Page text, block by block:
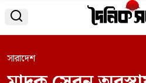

সারাদেশ